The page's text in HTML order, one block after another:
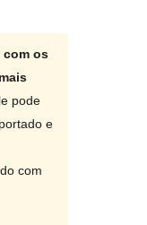
com os
pode
e
com